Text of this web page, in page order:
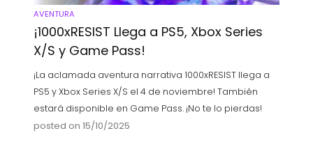
AVENTURA
¡1000xRESIST Llega a PS5, Xbox Series
X/S y Game Pass!
¡La aclamada aventura narrativa 1000xRESIST llega a
PS5 y Xbox Series X/S el 4 de noviembre! También
estará disponible en Game Pass. ¡No te lo pierdas!
posted on 15/10/2025